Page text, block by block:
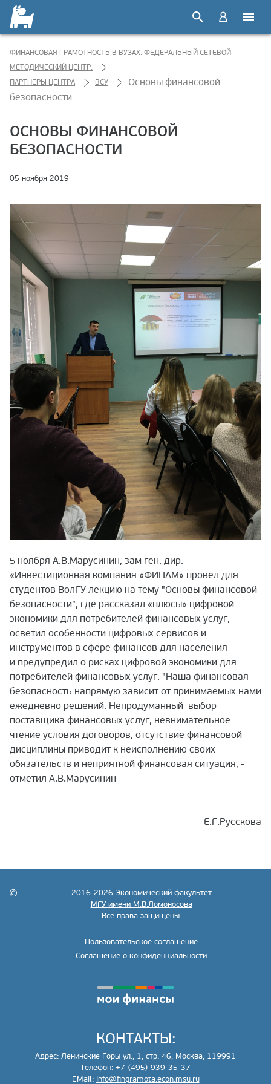
ФИНАНСОВАЯ ГРАМОТНОСТЬ В ВУЗАХ. ФЕДЕРАЛЬНЫЙ СЕТЕВОЙ
МЕТОДИЧЕСКИЙ ЦЕНТР.
ПАРТНЕРЫ ЦЕНТРА
ВСУ
Основы финансовой
безопасности
ОСНОВЫ ФИНАНСОВОЙ
БЕЗОПАСНОСТИ
05 ноября 2019
5 ноября А.В.Марусинин, зам ген. дир.
«Инвестиционная компания «ФИНАМ» провел для
студентов ВолГУ лекцию на тему "Основы финансовой
безопасности", где рассказал «плюсы» цифровой
экономики для потребителей финансовых услуг,
осветил особенности цифровых сервисов и
инструментов в сфере финансов для населения
и предупредил о рисках цифровой экономики для
потребителей финансовых услуг. "Наша финансовая
безопасность напрямую зависит от принимаемых нами
ежедневно решений. Непродуманный выбор
поставщика финансовых услуг, невнимательное
чтение условия договоров, отсутствие финансовой
дисциплины приводит к неисполнению своих
обязательств и неприятной финансовая ситуация, -
отметил А.В.Марусинин
Е.Г.Русскова
2016-2026 Экономический факультет
МГУ имени М.В.Ломоносова
Все права защищены.
Пользовательское соглашение
Соглашение о конфиденциальности
КОНТАКТЫ:
Адрес: Ленинские Горы ул., 1, стр. 46, Москва, 119991
Телефон: +7-(495)-939-35-37
EMail: info@fingramota.econ.msu.ru